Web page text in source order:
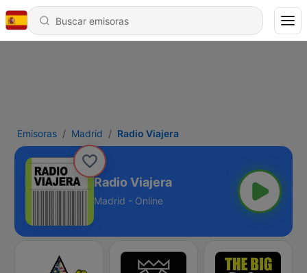
Emisoras Madrid Radio Viajera
Radio Viajera
Madrid - Online